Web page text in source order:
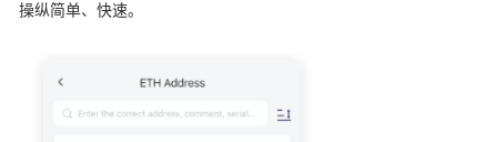
操纵简单、快速。